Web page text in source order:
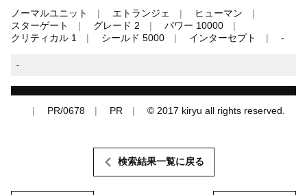
ノーマルユニット エトランジェ
ヒューマン
スターゲート
グレード 2
パワー 10000
クリティカル 1
シールド 5000 インターセプト -
-
PR/0678 PR © 2017 kiryu all rights reserved.
検索結果一覧に戻る